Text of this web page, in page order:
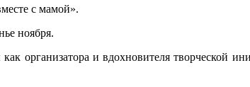
с мамой».
ноября.
организатора и вдохновителя творческой